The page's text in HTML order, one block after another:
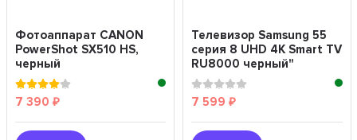
Фотоаппарат CANON
PowerShot SX510 HS,
черный
7 390 ₽
Телевизор Samsung 55
серия 8 UHD 4K Smart TV
RU8000 черный"
7 599 ₽